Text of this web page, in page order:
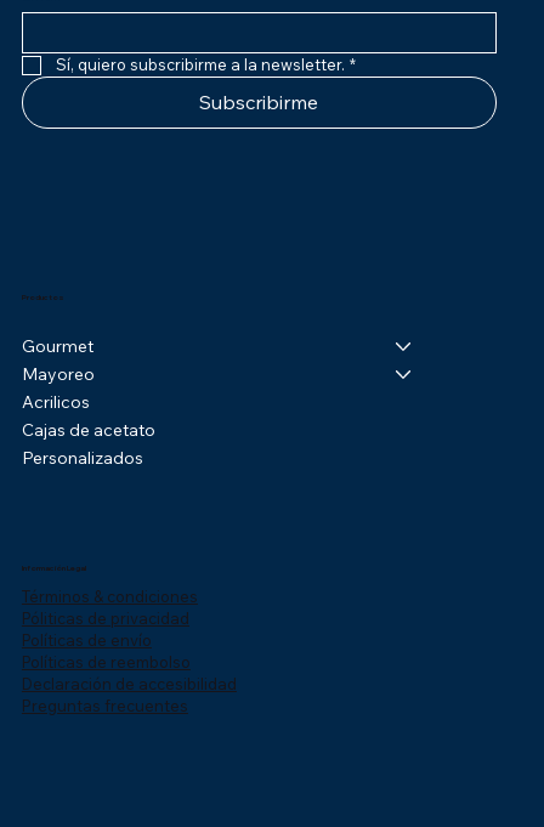
Sí, quiero subscribirme a la newsletter. *
Subscribirme
Productos
Gourmet
Mayoreo
Acrilicos
Cajas de acetato
Personalizados
Información Legal
Términos & condiciones
Póliticas de privacidad
Políticas de envío
Políticas de reembolso
Declaración de accesibilidad
Preguntas frecuentes